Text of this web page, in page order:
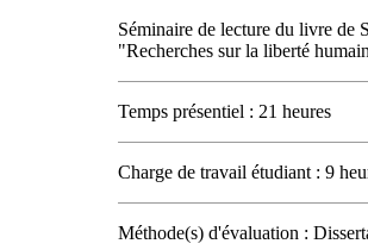
Séminaire de lecture du livre de
"Recherches sur la liberté
Temps présentiel : 21 heures
Charge de travail étudiant : 9
Méthode(s) d'évaluation :